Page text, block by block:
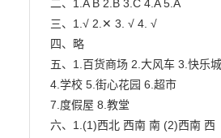
二、1.A B 2.B 3.C 4.A 5.A
三、1.√ 2.✕ 3. √ 4. √
四、略
五、1.百货商场 2.大风车 3.快乐
4.学校 5.街心花园 6.超市
7.度假屋 8.教堂
六、1.(1)西北 西南 南 (2)西南 西